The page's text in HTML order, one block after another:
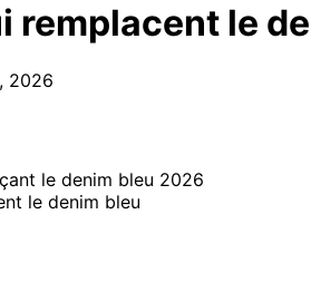
remplacent le
2026
le denim bleu 2026
le denim bleu